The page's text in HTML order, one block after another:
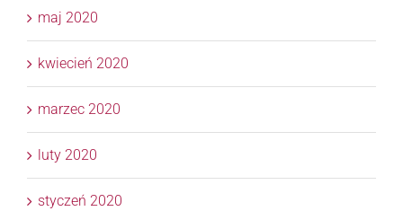
maj 2020
kwiecień 2020
marzec 2020
luty 2020
styczeń 2020